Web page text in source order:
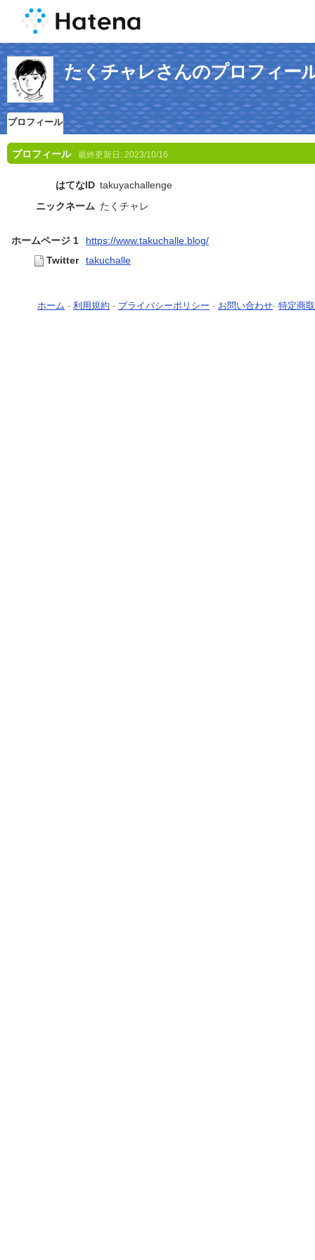
たくチャレさんのプロフィー
プロフィール
プロフィール 最終更新日: 2023/10/16
はてなID takuyachallenge
ニックネーム たくチャレ
ホームページ 1
https://www.takuchalle.blog/
Twitter
takuchalle
ホーム - 利用規約 - プライバシーポリシー - お問い合わせ- 特定商